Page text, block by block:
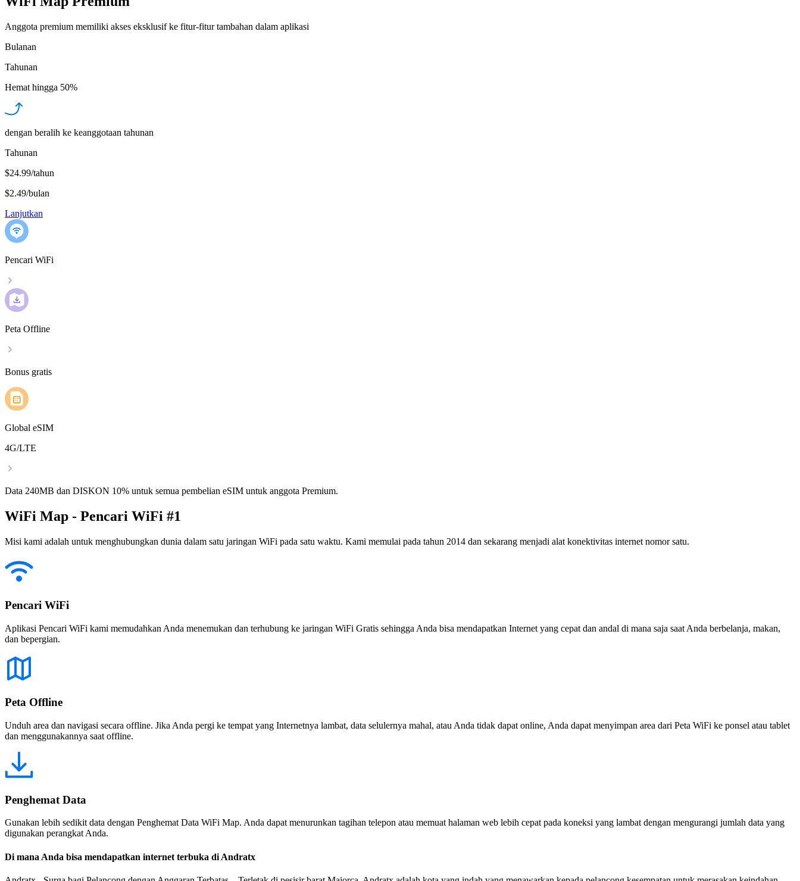
Anggota premium memiliki akses eksklusif ke fitur-fitur tambahan dalam aplikasi
Bulanan
Tahunan
Hemat hingga 50%
dengan beralih ke keanggotaan tahunan
Tahunan
$24.99/tahun
$2.49/bulan
Lanjutkan
Pencari WiFi
Peta Offline
Bonus gratis
Global eSIM
4G/LTE
Data 240MB dan DISKON 10% untuk semua pembelian eSIM untuk anggota Premium.
WiFi Map - Pencari WiFi #1
Misi kami adalah untuk menghubungkan dunia dalam satu jaringan WiFi pada satu waktu. Kami memulai pada tahun 2014 dan sekarang menjadi alat konektivitas internet nomor satu.
Pencari WiFi
Aplikasi Pencari WiFi kami memudahkan Anda menemukan dan terhubung ke jaringan WiFi Gratis sehingga Anda bisa mendapatkan Internet yang cepat dan andal di mana saja saat Anda berbelanja, makan,
dan bepergian.
Peta Offline
Unduh area dan navigasi secara offline. Jika Anda pergi ke tempat yang Internetnya lambat, data selulernya mahal, atau Anda tidak dapat online, Anda dapat menyimpan area dari Peta WiFi ke ponsel atau tablet
dan menggunakannya saat offline.
Penghemat Data
Gunakan lebih sedikit data dengan Penghemat Data WiFi Map. Anda dapat menurunkan tagihan telepon atau memuat halaman web lebih cepat pada koneksi yang lambat dengan mengurangi jumlah data yang
digunakan perangkat Anda.
Di mana Anda bisa mendapatkan internet terbuka di Andratx